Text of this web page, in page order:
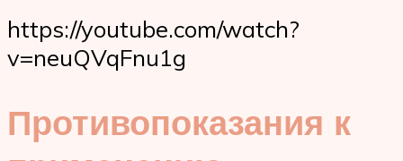
https://youtube.com/watch?
v=neuQVqFnu1g
Противопоказания к